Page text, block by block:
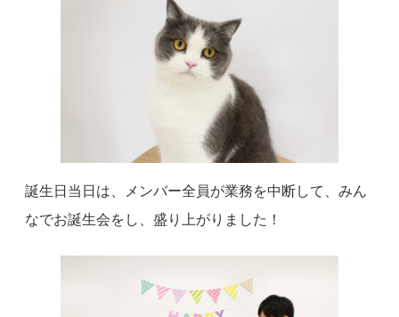
誕生日当日は、メンバー全員が業務を中断して、みん
なでお誕生会をし、盛り上がりました！